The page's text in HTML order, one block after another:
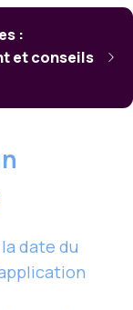
:
et conseils
date du